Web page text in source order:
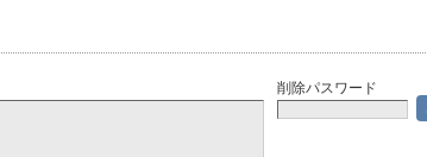
削除パスワード